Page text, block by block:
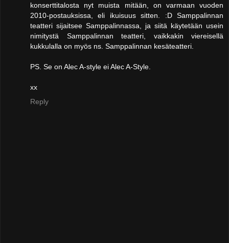
konserttitalosta nyt muista mitään, on varmaan vuoden
2010-postauksissa, eli ikuisuus sitten. :D Samppalinnan
teatteri sijaitsee Samppalinnassa, ja siitä käytetään usein
nimitystä Samppalinnan teatteri, vaikkakin viereisellä
kukkulalla on myös ns. Samppalinnan kesäteatteri.
PS. Se on Alec A-style ei Alec A-Style.
xx
Reply